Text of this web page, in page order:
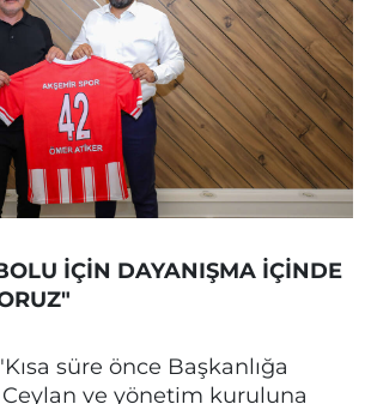
İÇİN DAYANIŞMA İÇİNDE
süre önce Başkanlığa
Ceylan ve yönetim kuruluna